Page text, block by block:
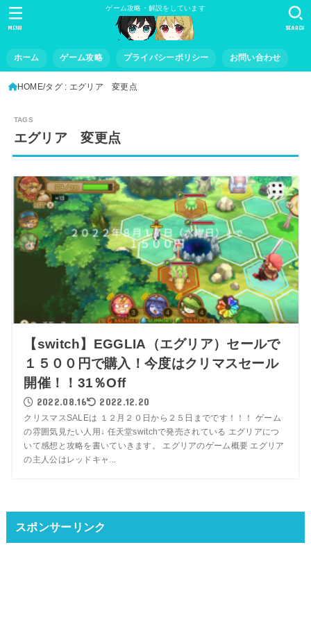
ゲーム攻略・解説をしています
ホーム ゲーム攻略 プライバシーポリシー お問い合わせ
SEARCH
MENU
HOME タグ : エグリア 変更点
エグリア 変更点
【switch】EGGLIA（エグリア）セールで
１５００円で購入！今度はクリマスセール
開催！！31％Off
2022.08.16 2022.12.20
クリスマスSALEは １２月２０日から２５日までです！！！ ゲーム
の雰囲気見たい人用↓ 任天堂switchで発売されている エグリアにつ
いて感想と攻略を書いていきます。 エグリアのゲーム概要 エグリア
の主人公はレッドキャ...
スポンサーリンク